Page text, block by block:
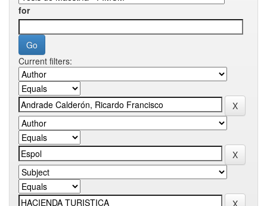
for
Current filters: